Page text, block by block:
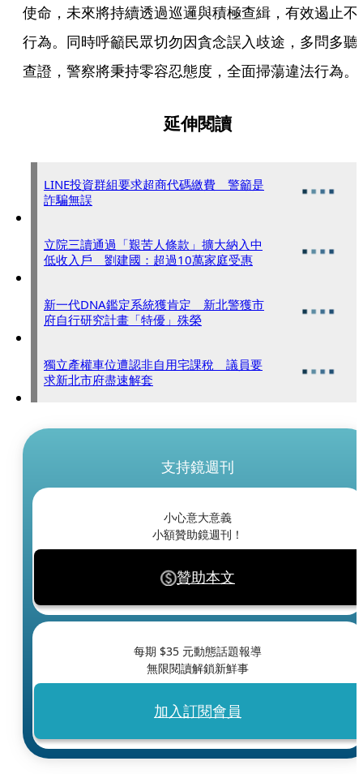
使命，未來將持續透過巡邏與積極查緝，有效遏止不
行為。同時呼籲民眾切勿因貪念誤入歧途，多問多聽
查證，警察將秉持零容忍態度，全面掃蕩違法行為。
延伸閱讀
LINE投資群組要求超商代碼繳費 警籲是
詐騙無誤
立院三讀通過「艱苦人條款」擴大納入中
低收入戶 劉建國：超過10萬家庭受惠
新一代DNA鑑定系統獲肯定 新北警獲市
府自行研究計畫「特優」殊榮
獨立產權車位遭認非自用宅課稅 議員要
求新北市府盡速解套
支持鏡週刊
小心意大意義
小額贊助鏡週刊！
贊助本文
每期 $35 元動態話題報導
無限閱讀解鎖新鮮事
加入訂閱會員